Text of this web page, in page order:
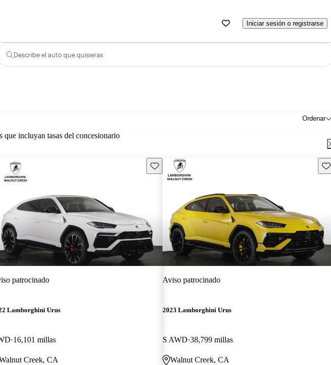
Iniciar sesión o registrarse
Describe el auto que quisieras
Ordenar
que incluyan tasas del concesionario
Aviso Guarda este Aviso
patrocinado
Lamborghini Urus
16,101 millas
Creek, CA
Aviso patrocinado
2023 Lamborghini Urus
S AWD 38,799 millas
Walnut Creek, CA